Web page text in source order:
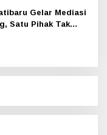
Gelar Mediasi
Satu Pihak Tak